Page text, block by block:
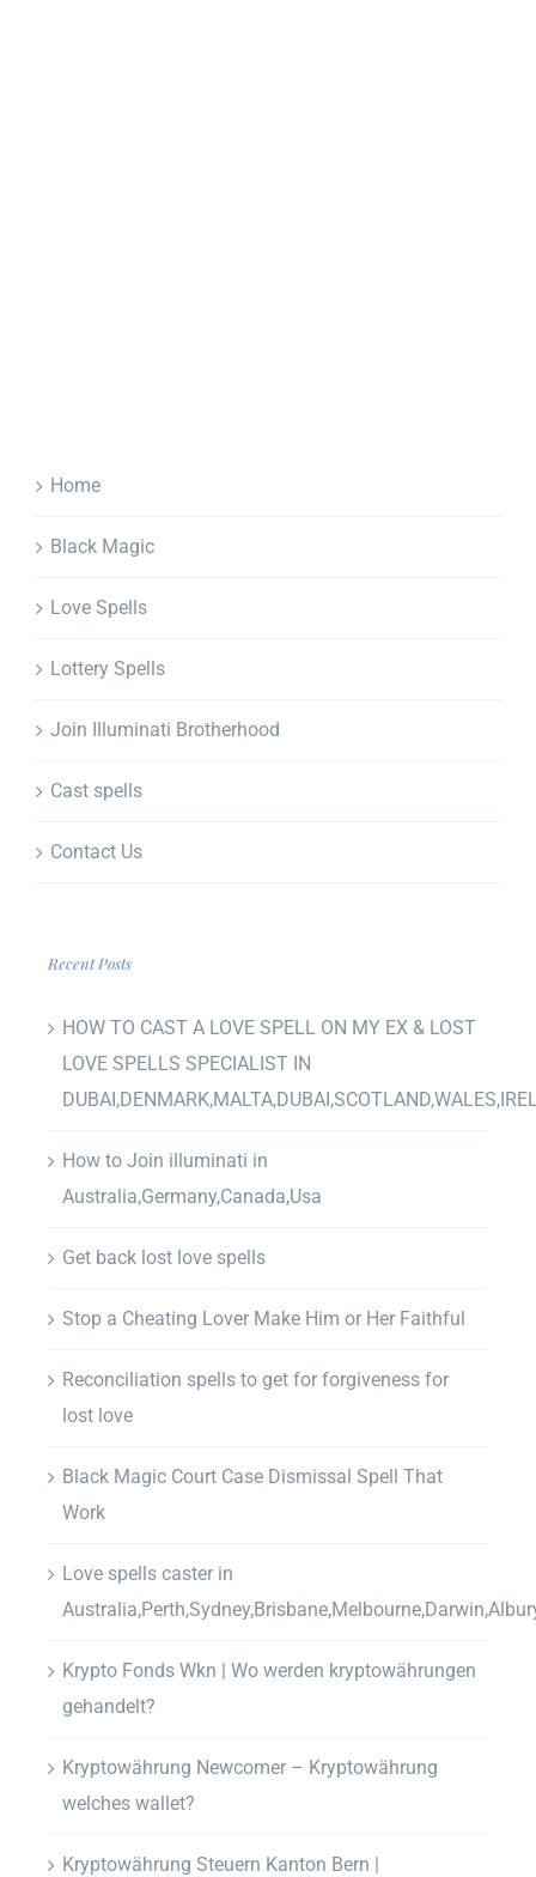
Home
Black Magic
Love Spells
Lottery Spells
Join Illuminati Brotherhood
Cast spells
Contact Us
Recent Posts
HOW TO CAST A LOVE SPELL ON MY EX & LOST
LOVE SPELLS SPECIALIST IN
How to Join illuminati in
Australia,Germany,Canada,Usa
Get back lost love spells
Stop a Cheating Lover Make Him or Her Faithful
Reconciliation spells to get for forgiveness for
lost love
Black Magic Court Case Dismissal Spell That
Work
Love spells caster in
Krypto Fonds Wkn | Wo werden kryptowährungen
gehandelt?
Kryptowährung Newcomer – Kryptowährung
welches wallet?
Kryptowährung Steuern Kanton Bern |